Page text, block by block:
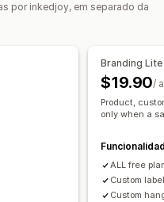
Decoração do lar
para animais
Processamento global
por inkedjoy, em separado da
Branding Lite
$19.90/
Product,
only when a
ALL free
Custom
Custom